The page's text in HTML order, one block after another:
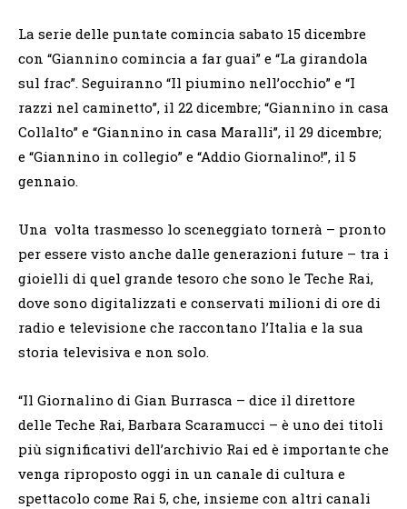
La serie delle puntate comincia sabato 15 dicembre
con “Giannino comincia a far guai” e “La girandola
sul frac”. Seguiranno “Il piumino nell’occhio” e “I
razzi nel caminetto”, il 22 dicembre; “Giannino in casa
Collalto” e “Giannino in casa Maralli”, il 29 dicembre;
e “Giannino in collegio” e “Addio Giornalino!”, il 5
gennaio.
Una volta trasmesso lo sceneggiato tornerà – pronto
per essere visto anche dalle generazioni future – tra i
gioielli di quel grande tesoro che sono le Teche Rai,
dove sono digitalizzati e conservati milioni di ore di
radio e televisione che raccontano l’Italia e la sua
storia televisiva e non solo.
“Il Giornalino di Gian Burrasca – dice il direttore
delle Teche Rai, Barbara Scaramucci – è uno dei titoli
più significativi dell’archivio Rai ed è importante che
venga riproposto oggi in un canale di cultura e
spettacolo come Rai 5, che, insieme con altri canali